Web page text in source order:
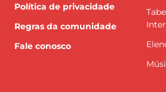
Política de privacidade
Regras da comunidade
Fale conosco